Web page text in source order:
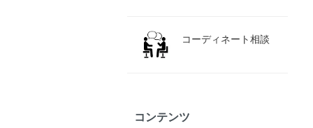
コーディネート相談
コンテンツ